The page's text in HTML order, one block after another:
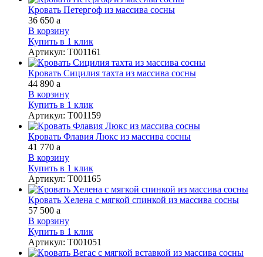
Кровать Петергоф из массива сосны
36 650 a
В корзину
Купить в 1 клик
Артикул: Т001161
Кровать Сицилия тахта из массива сосны
44 890 a
В корзину
Купить в 1 клик
Артикул: Т001159
Кровать Флавия Люкс из массива сосны
41 770 a
В корзину
Купить в 1 клик
Артикул: Т001165
Кровать Хелена с мягкой спинкой из массива сосны
57 500 a
В корзину
Купить в 1 клик
Артикул: Т001051